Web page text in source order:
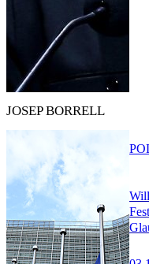
JOSEP BORRELL